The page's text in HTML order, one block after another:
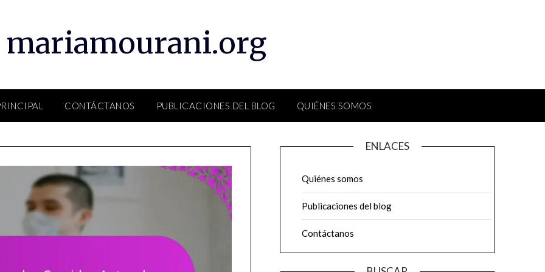
mariamourani.org
CONTÁCTANOS PUBLICACIONES DEL BLOG QUIÉNES SOMOS
ENLACES
Quiénes somos
Publicaciones del blog
Contáctanos